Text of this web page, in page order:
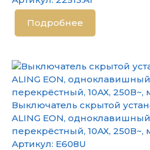
Подробнее
Выключатель скрытой
ALING EON,
перекрёстный, 10АХ, 250В~,
Артикул: E608U